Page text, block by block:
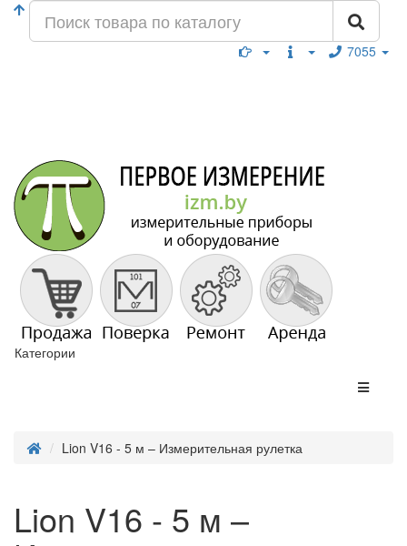
7055
Категории
Lion V16 - 5 м – Измерительная рулетка
Lion V16 - 5 м –